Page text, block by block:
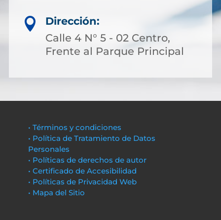

Dirección:
Calle 4 N° 5 - 02 Centro,
Frente al Parque Principal
• Términos y condiciones
• Política de Tratamiento de Datos
Personales
• Políticas de derechos de autor
• Certificado de Accesibilidad
• Políticas de Privacidad Web
• Mapa del Sitio